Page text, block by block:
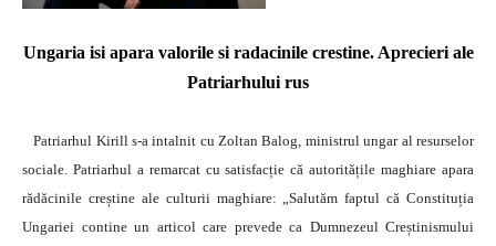
Ungaria isi apara valorile si radacinile crestine. Aprecieri ale
Patriarhului rus
Patriarhul Kirill s-a intalnit cu Zoltan Balog, ministrul ungar al resurselor
sociale. Patriarhul a remarcat cu satisfacție că autoritățile maghiare apara
rădăcinile creștine ale culturii maghiare: „Salutăm faptul că Constituția
Ungariei contine un articol care prevede ca Dumnezeul Creștinismului